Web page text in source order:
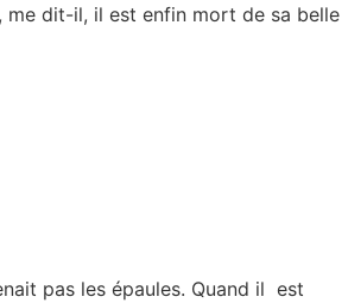
me dit-il, il est enfin mort de sa belle
pas les épaules. Quand il est